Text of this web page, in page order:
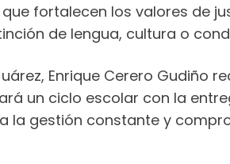
fortalecen los valores de
de lengua, cultura o
Enrique Cerero Gudiño
un ciclo escolar con la
la gestión constante y